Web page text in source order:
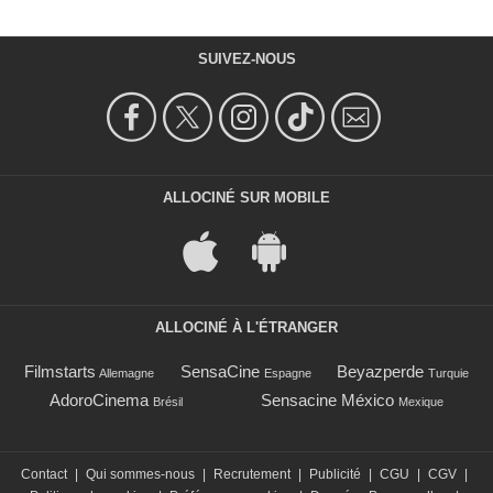
SUIVEZ-NOUS
ALLOCINÉ SUR MOBILE
ALLOCINÉ À L'ÉTRANGER
Filmstarts Allemagne SensaCine Espagne Beyazperde Turquie
AdoroCinema Brésil Sensacine México Mexique
Contact | Qui sommes-nous | Recrutement | Publicité | CGU | CGV |